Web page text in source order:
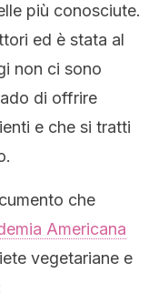
più conosciute.
ed è stata al
non ci sono
di offrire
e che si tratti
che
Americana
vegetariane e